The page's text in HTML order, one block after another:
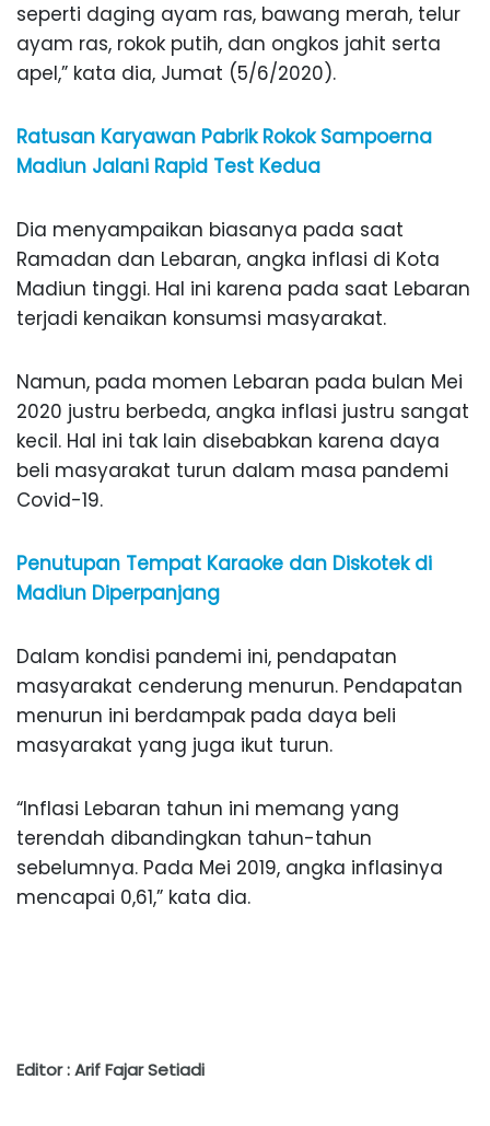
seperti daging ayam ras, bawang merah, telur
ayam ras, rokok putih, dan ongkos jahit serta
apel,” kata dia, Jumat (5/6/2020).
Ratusan Karyawan Pabrik Rokok Sampoerna
Madiun Jalani Rapid Test Kedua
Dia menyampaikan biasanya pada saat
Ramadan dan Lebaran, angka inflasi di Kota
Madiun tinggi. Hal ini karena pada saat Lebaran
terjadi kenaikan konsumsi masyarakat.
Namun, pada momen Lebaran pada bulan Mei
2020 justru berbeda, angka inflasi justru sangat
kecil. Hal ini tak lain disebabkan karena daya
beli masyarakat turun dalam masa pandemi
Covid-19.
Penutupan Tempat Karaoke dan Diskotek di
Madiun Diperpanjang
Dalam kondisi pandemi ini, pendapatan
masyarakat cenderung menurun. Pendapatan
menurun ini berdampak pada daya beli
masyarakat yang juga ikut turun.
“Inflasi Lebaran tahun ini memang yang
terendah dibandingkan tahun-tahun
sebelumnya. Pada Mei 2019, angka inflasinya
mencapai 0,61,” kata dia.
Editor : Arif Fajar Setiadi